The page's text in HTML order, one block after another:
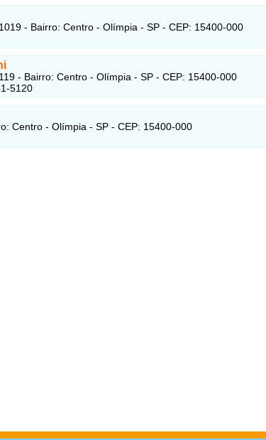
- Bairro: Centro - Olímpia - SP - CEP: 15400-000
- Bairro: Centro - Olímpia - SP - CEP: 15400-000
5120
Centro - Olímpia - SP - CEP: 15400-000